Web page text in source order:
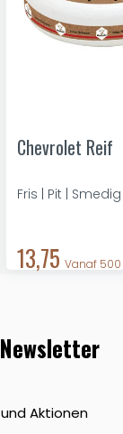
Chevrolet Reif
Fris | Pit | Smedig
13,75 Vanaf
Aktionen